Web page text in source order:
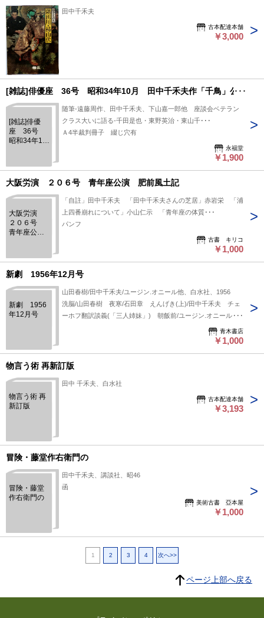
田中千禾夫
古本配達本舗
￥3,000
[雑誌]俳優座 36号 昭和34年10月 田中千禾夫作「千鳥」公演
[雑誌]俳優
座 36号
昭和34年10
鳥」公演
随筆-遠藤周作、田中千禾夫、下山嘉一郎他 座談会ベテラン
クラス大いに語る-千田是也・東野英治・東山千･･･
Ａ4半裁判冊子 綴じ穴有
永福堂
￥1,900
大阪労演 ２０６号 青年座公演 肥前風土記
大阪労演
２０６号
青年座公
「自註」田中千禾夫 「田中千禾夫さんの芝居」赤岩栄 「浦
上四番崩れについて」小山仁示 「青年座の体質･･･
パンフ
古書 キリコ
￥1,000
新劇 1956年12月号
新劇 1956
年12月号
山田春樹/田中千禾夫/ユージン.オニール他、白水社、1956
洗脳/山田春樹 夜寒/石田章 えんげき(上)/田中千禾夫 チェ
ーホフ翻訳談義(「三人姉妹」) 朝飯前/ユージン.オニール・
青木書店
￥1,000
物言う術 再新訂版
物言う術 再
新訂版
田中 千禾夫、白水社
古本配達本舗
￥3,193
冒険・藤堂作右衛門の
冒険・藤堂
作右衛門の
田中千禾夫、講談社、昭46
函
美術古書 亞本屋
￥1,000
1 2 3 4 次へ>>
ページ上部へ戻る